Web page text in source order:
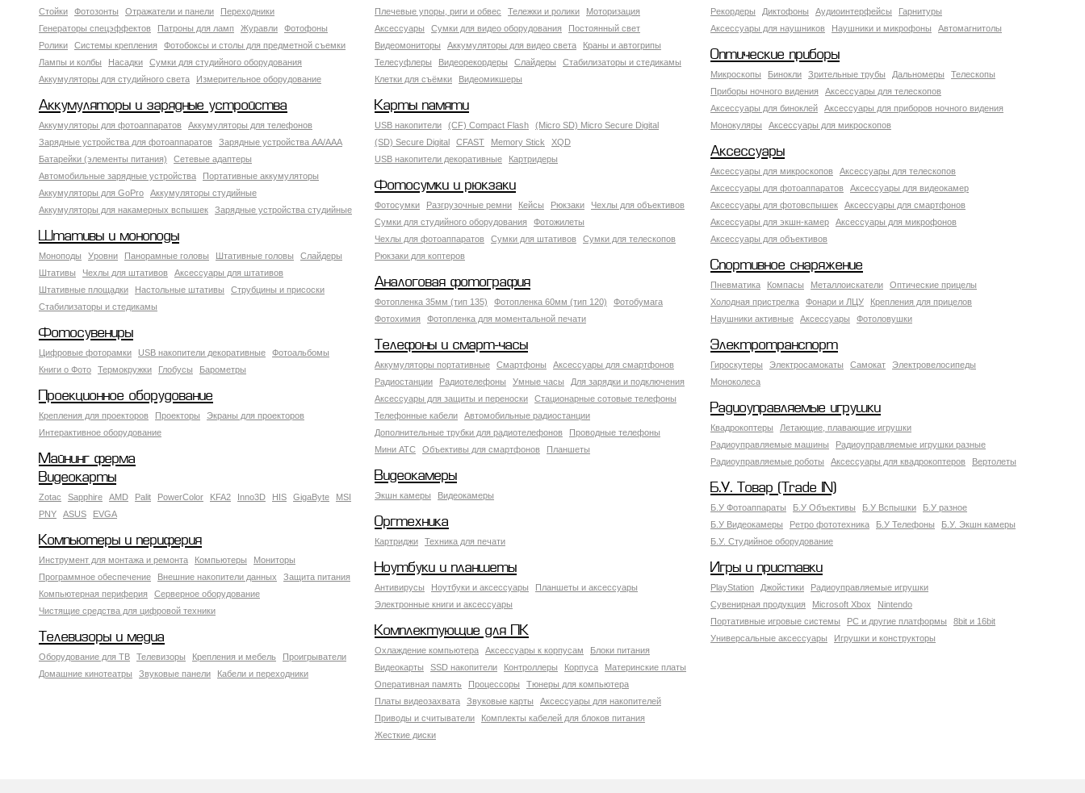
Стойки
Фотозонты Отражатели и панели
Переходники
Генераторы спецэффектов
Патроны для ламп Журавли
Фотофоны
Ролики
Системы крепления
Фотобоксы и столы для предметной съемки
Лампы и колбы
Насадки
Сумки для студийного оборудования
Аккумуляторы для студийного света
Измерительное оборудование
Плечевые упоры, риги и обвес
Тележки и ролики
Моторизация
Аксессуары
Сумки для видео оборудования
Постоянный свет
Видеомониторы
Аккумуляторы для видео света
Краны и автогрипы
Телесуфлеры
Видеорекордеры Слайдеры
Стабилизаторы и стедикамы
Клетки для съёмки
Видеомикшеры
Рекордеры
Диктофоны Аудиоинтерфейсы
Гарнитуры
Аксессуары для наушников
Наушники и микрофоны Автомагнитолы
Оптические приборы
Микроскопы Бинокли Зрительные трубы Дальномеры
Телескопы
Приборы ночного видения
Аксессуары для телескопов
Аксессуары для биноклей
Аксессуары для приборов ночного видения
Монокуляры
Аксессуары для микроскопов
Аккумуляторы и зарядные устройства
Аккумуляторы для фотоаппаратов
Аккумуляторы для телефонов
Зарядные устройства для фотоаппаратов
Зарядные устройства AA/AAA
Батарейки (элементы питания)
Сетевые адаптеры
Автомобильные зарядные устройства
Портативные аккумуляторы
Аккумуляторы для GoPro
Аккумуляторы студийные
Аккумуляторы для накамерных вспышек
Зарядные устройства студийные
Карты памяти
USB накопители (CF) Compact Flash
(Micro SD) Micro Secure Digital
(SD) Secure Digital
CFAST Memory Stick
XQD
USB накопители декоративные
Картридеры Аксессуары
Аксессуары для микроскопов
Аксессуары для телескопов
Аксессуары для фотоаппаратов
Аксессуары для видеокамер
Аксессуары для фотовспышек
Аксессуары для смартфонов
Аксессуары для экшн-камер
Аксессуары для микрофонов
Аксессуары для объективов
Фотосумки и рюкзаки
Фотосумки Разгрузочные ремни Кейсы Рюкзаки
Чехлы для объективов
Сумки для студийного оборудования
Фотожилеты
Чехлы для фотоаппаратов
Сумки для штативов
Сумки для телескопов
Рюкзаки для коптеров
Штативы и моноподы
Моноподы Уровни Панорамные головы Штативные головы
Слайдеры
Штативы
Чехлы для штативов
Аксессуары для штативов
Штативные площадки
Настольные штативы
Струбцины и присоски
Стабилизаторы и стедикамы
Спортивное снаряжение
Пневматика Компасы Металлоискатели
Оптические прицелы
Холодная пристрелка
Фонари и ЛЦУ
Крепления для прицелов
Наушники активные
Аксессуары Фотоловушки
Аналоговая фотография
Фотопленка 35мм (тип 135) Фотопленка 60мм (тип 120)
Фотобумага
Фотохимия
Фотопленка для моментальной печати
Фотосувениры
Цифровые фоторамки USB накопители декоративные
Фотоальбомы
Книги о Фото
Термокружки Глобусы Барометры
Телефоны и смарт-часы
Аккумуляторы портативные Смартфоны
Аксессуары для смартфонов
Радиостанции
Радиотелефоны Умные часы
Для зарядки и подключения
Аксессуары для защиты и переноски
Стационарные сотовые телефоны
Телефонные кабели
Автомобильные радиостанции
Дополнительные трубки для радиотелефонов
Проводные телефоны
Мини АТС
Объективы для смартфонов Планшеты
Электротранспорт
Гироскутеры Электросамокаты Самокат
Электровелосипеды
Моноколеса
Проекционное оборудование
Крепления для проекторов Проекторы
Экраны для проекторов
Интерактивное оборудование
Радиоуправляемые игрушки
Квадрокоптеры
Летающие, плавающие игрушки
Радиоуправляемые машины
Радиоуправляемые игрушки разные
Радиоуправляемые роботы
Аксессуары для квадрокоптеров Вертолеты
Майнинг ферма
Видеокамеры
Экшн камеры Видеокамеры
Видеокарты
Zotac Sapphire AMD Palit PowerColor KFA2 Inno3D HIS GigaByte
MSI
PNY
ASUS EVGA
Б.У. Товар (Trade IN)
Б.У Фотоаппараты Б.У Объективы Б.У Вспышки
Б.У разное
Б.У Видеокамеры
Ретро фототехника Б.У Телефоны
Б.У. Экшн камеры
Б.У. Студийное оборудование
Оргтехника
Картриджи Техника для печати
Компьютеры и периферия
Инструмент для монтажа и ремонта Компьютеры
Мониторы
Программное обеспечение
Внешние накопители данных
Защита питания
Компьютерная периферия
Серверное оборудование
Чистящие средства для цифровой техники
Ноутбуки и планшеты
Антивирусы Ноутбуки и аксессуары
Планшеты и аксессуары
Электронные книги и аксессуары
Игры и приставки
PlayStation Джойстики
Радиоуправляемые игрушки
Сувенирная продукция
Microsoft Xbox
Nintendo
Портативные игровые системы
PC и другие платформы
8bit и 16bit
Универсальные аксессуары
Игрушки и конструкторы
Комплектующие для ПК
Охлаждение компьютера Аксессуары к корпусам
Блоки питания
Видеокарты
SSD накопители Контроллеры Корпуса
Материнские платы
Оперативная память
Процессоры
Тюнеры для компьютера
Платы видеозахвата
Звуковые карты
Аксессуары для накопителей
Приводы и считыватели
Комплекты кабелей для блоков питания
Жесткие диски
Телевизоры и медиа
Оборудование для ТВ Телевизоры Крепления и мебель
Проигрыватели
Домашние кинотеатры
Звуковые панели Кабели и переходники